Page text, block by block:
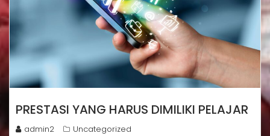
PRESTASI YANG HARUS DIMILIKI PELAJAR
admin2 Uncategorized